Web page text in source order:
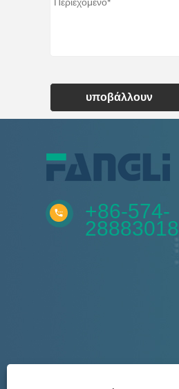
υποβάλλουν
+86-574-
28883018